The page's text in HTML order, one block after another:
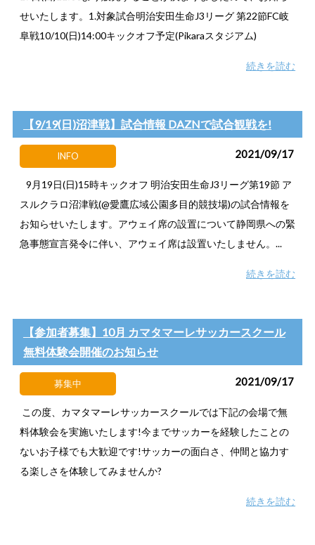
せいたします。1.対象試合明治安田生命J3リーグ 第22節FC岐
阜戦10/10(日)14:00キックオフ予定(Pikaraスタジアム)
続きを読む
【9/19(日)沼津戦】試合情報 DAZNで試合観戦を!
INFO 2021/09/17
9月19日(日)15時キックオフ 明治安田生命J3リーグ第19節 ア
スルクラロ沼津戦(@愛鷹広域公園多目的競技場)の試合情報を
お知らせいたします。アウェイ席の設置について静岡県への緊
急事態宣言発令に伴い、アウェイ席は設置いたしません。...
続きを読む
【参加者募集】10月 カマタマーレサッカースクール
無料体験会開催のお知らせ
募集中 2021/09/17
この度、カマタマーレサッカースクールでは下記の会場で無
料体験会を実施いたします!今までサッカーを経験したことの
ないお子様でも大歓迎です!サッカーの面白さ、仲間と協力す
る楽しさを体験してみませんか?
続きを読む